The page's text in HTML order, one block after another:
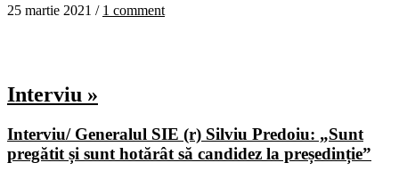
25 martie 2021 / 1 comment
Interviu »
Interviu/ Generalul SIE (r) Silviu Predoiu: „Sunt
pregătit și sunt hotărât să candidez la președinție”